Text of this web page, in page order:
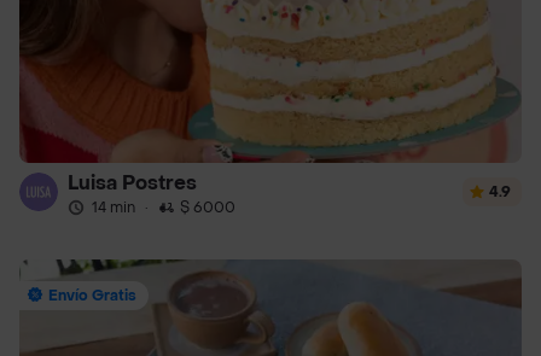
Luisa Postres
14 min · $ 6000
4.9
Envío Gratis